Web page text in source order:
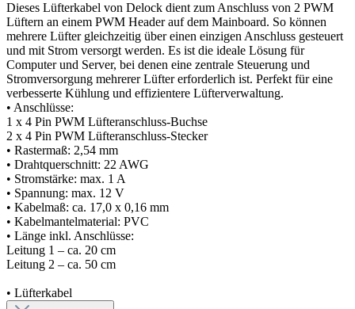
Dieses Lüfterkabel von Delock dient zum Anschluss von 2 PWM
Lüftern an einem PWM Header auf dem Mainboard. So können
mehrere Lüfter gleichzeitig über einen einzigen Anschluss gesteuert
und mit Strom versorgt werden. Es ist die ideale Lösung für
Computer und Server, bei denen eine zentrale Steuerung und
Stromversorgung mehrerer Lüfter erforderlich ist. Perfekt für eine
verbesserte Kühlung und effizientere Lüfterverwaltung.
• Anschlüsse:
1 x 4 Pin PWM Lüfteranschluss-Buchse
2 x 4 Pin PWM Lüfteranschluss-Stecker
• Rastermaß: 2,54 mm
• Drahtquerschnitt: 22 AWG
• Stromstärke: max. 1 A
• Spannung: max. 12 V
• Kabelmaß: ca. 17,0 x 0,16 mm
• Kabelmantelmaterial: PVC
• Länge inkl. Anschlüsse:
Leitung 1 – ca. 20 cm
Leitung 2 – ca. 50 cm
• Lüfterkabel